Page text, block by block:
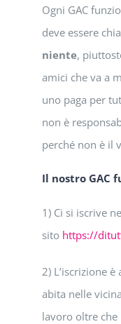
Ogni GAC
deve essere
niente,
amici che va a
uno paga per
non è
perché non è il
Il nostro GAC
1) Ci si iscrive
sito https://
2) L’iscrizione è
abita nelle
lavoro oltre